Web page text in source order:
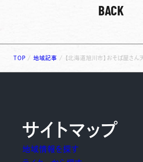
BACK
TOP /地域記事 / 【北海道旭川市】おそば屋さ
サイトマップ
地域情報を探す